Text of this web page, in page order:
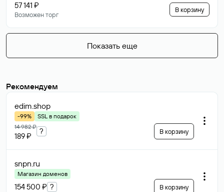
57 141 ₽
Возможен торг
В корзину
Показать еще
Рекомендуем
edim.shop
-99%
SSL в подарок
14 982 ₽
189 ₽
? В корзину
snpn.ru
Магазин доменов
154 500 ₽ ? В корзину